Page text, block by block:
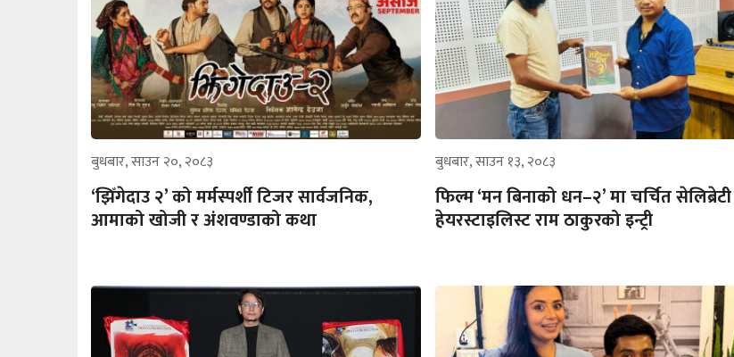
बुधबार, साउन २०, २०८३
‘झिँगेदाउ २’ को मर्मस्पर्शी टिजर सार्वजनिक,
आमाको खोजी र अंशवण्डाको कथा
बुधबार, साउन १३, २०८३
फिल्म ‘मन बिनाको धन–२’ मा चर्चित सेलिब्रेटी
हेयरस्टाइलिस्ट राम ठाकुरको इन्ट्री